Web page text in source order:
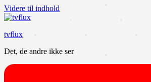
Videre til indhold
tvflux
Det, de andre ikke ser